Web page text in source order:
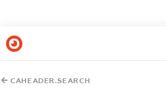
CAHEADER.SEARCH